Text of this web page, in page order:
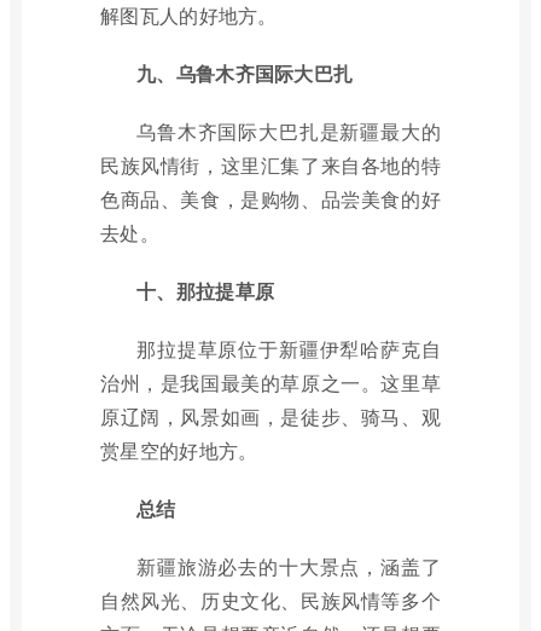
解图瓦人的好地方。
九、乌鲁木齐国际大巴扎
乌鲁木齐国际大巴扎是新疆最大的
民族风情街，这里汇集了来自各地的特
色商品、美食，是购物、品尝美食的好
去处。
十、那拉提草原
那拉提草原位于新疆伊犁哈萨克自
治州，是我国最美的草原之一。这里草
原辽阔，风景如画，是徒步、骑马、观
赏星空的好地方。
总结
新疆旅游必去的十大景点，涵盖了
自然风光、历史文化、民族风情等多个